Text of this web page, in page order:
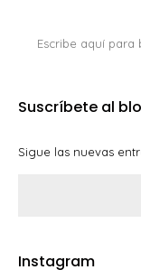
Suscríbete al
Sigue las nuevas
Instagram